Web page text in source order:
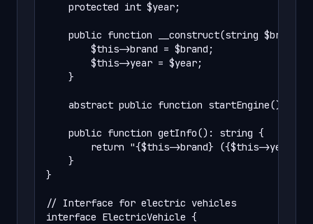
    protected int $year;
public function __construct(string $brand,
        $this->brand = $brand;
        $this->year = $year;
    }
abstract public function startEngine():
    public function getInfo(): string {
return "{$this->brand} ({$this-
    }
}
// Interface for electric vehicles
interface ElectricVehicle {